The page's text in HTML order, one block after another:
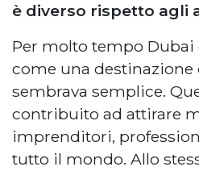
è diverso rispetto agli
Per molto tempo Dubai
come una destinazione
sembrava semplice.
contribuito ad attirare
imprenditori,
tutto il mondo. Allo